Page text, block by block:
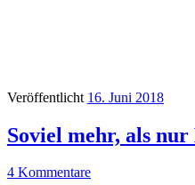
Veröffentlicht 16. Juni 2018
Soviel mehr, als
4 Kommentare